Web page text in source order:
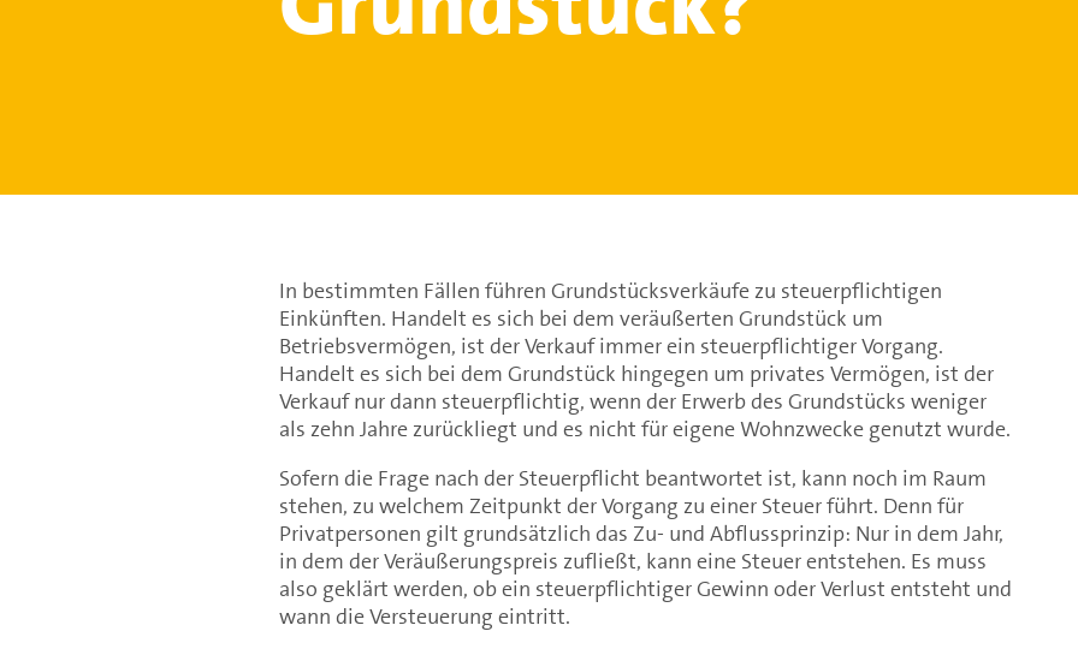
In bestimmten Fällen führen Grundstücksverkäufe zu steuerpflichtigen
Einkünften. Handelt es sich bei dem veräußerten Grundstück um
Betriebsvermögen, ist der Verkauf immer ein steuerpflichtiger Vorgang.
Handelt es sich bei dem Grundstück hingegen um privates Vermögen, ist der
Verkauf nur dann steuerpflichtig, wenn der Erwerb des Grundstücks weniger
als zehn Jahre zurückliegt und es nicht für eigene Wohnzwecke genutzt wurde.
Sofern die Frage nach der Steuerpflicht beantwortet ist, kann noch im Raum
stehen, zu welchem Zeitpunkt der Vorgang zu einer Steuer führt. Denn für
Privatpersonen gilt grundsätzlich das Zu- und Abflussprinzip: Nur in dem Jahr,
in dem der Veräußerungspreis zufließt, kann eine Steuer entstehen. Es muss
also geklärt werden, ob ein steuerpflichtiger Gewinn oder Verlust entsteht und
wann die Versteuerung eintritt.